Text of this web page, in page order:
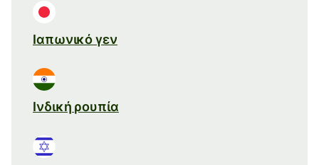
Ιαπωνικό γεν
Ινδική ρουπία